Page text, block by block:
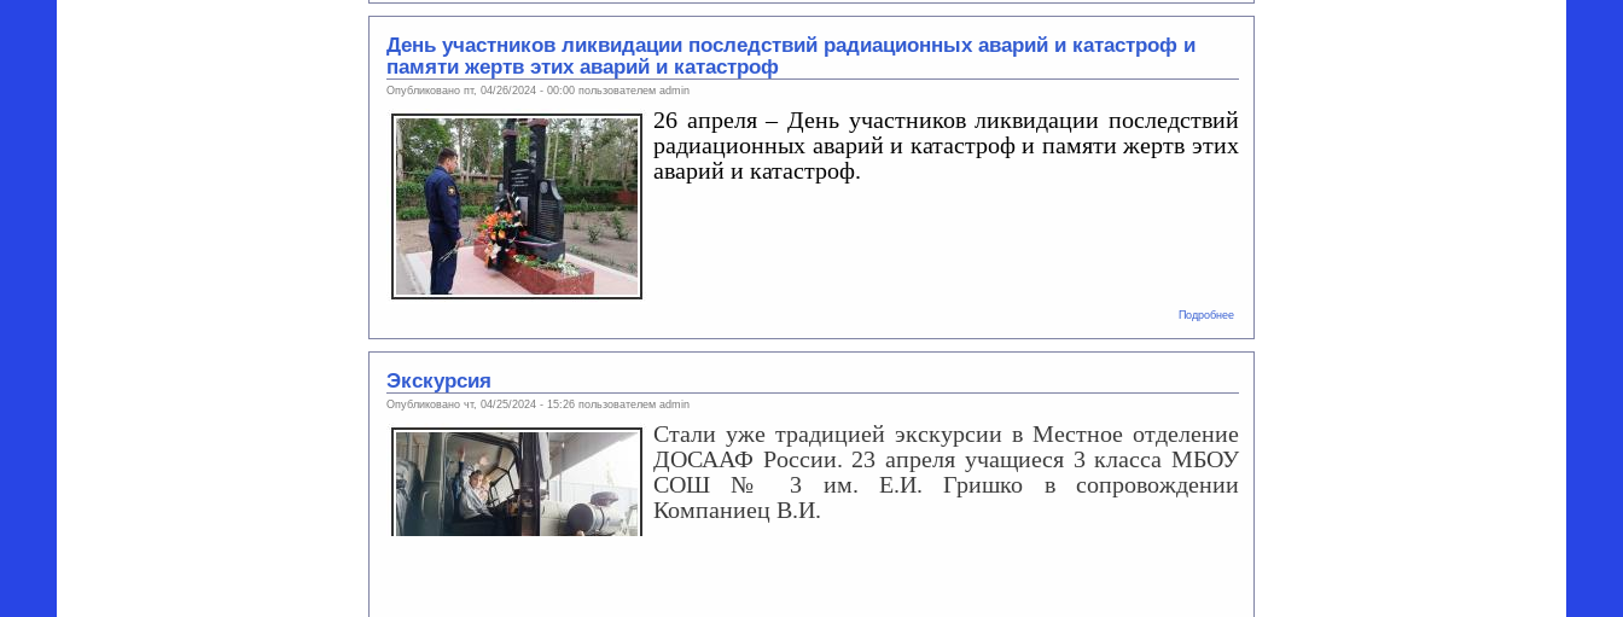
в
День участников ликвидации последствий радиационных аварий и катастроф и
памяти жертв этих аварий и катастроф
Опубликовано пт, 04/26/2024 - 00:00 пользователем admin
26 апреля – День участников ликвидации последствий
радиационных аварий и катастроф и памяти жертв этих
аварий и катастроф.
Подробнеео День
ликвидации
аварий и
этих аварий и
катастроф
Экскурсия
Опубликовано чт, 04/25/2024 - 15:26 пользователем admin
Стали уже традицией экскурсии в Местное отделение
ДОСААФ России. 23 апреля учащиеся 3 класса МБОУ
СОШ № 3 им. Е.И. Гришко в сопровождении
Компаниец В.И.